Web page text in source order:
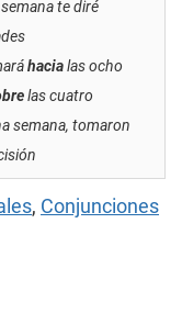
te diré
hacialas ocho
las cuatro
semana, tomaron
, Conjunciones